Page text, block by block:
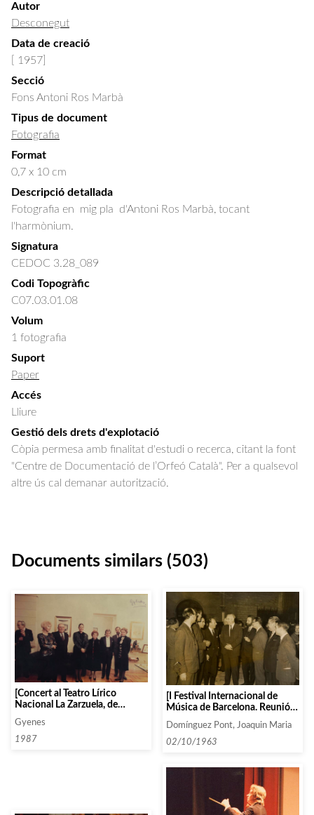
Autor
Desconegut
Data de creació
[ 1957]
Secció
Fons Antoni Ros Marbà
Tipus de document
Fotografia
Format
0,7 x 10 cm
Descripció detallada
Fotografia en  mig pla  d'Antoni Ros Marbà, tocant
l'harmònium.
Signatura
CEDOC 3.28_089
Codi Topogràfic
C07.03.01.08
Volum
1 fotografia
Suport
Paper
Accés
Lliure
Gestió dels drets d'explotació
Còpia permesa amb finalitat d'estudi o recerca, citant la font
"Centre de Documentació de l’Orfeó Català". Per a qualsevol
altre ús cal demanar autorització.
Documents similars (503)
[Concert al Teatro Lírico
Nacional La Zarzuela, de
Madrid]
Gyenes
1987
[I Festival Internacional de
Música de Barcelona. Reunió al
de Barcelona amb Antoni Ros
Marbà, Xavier Berenguel,
Domínguez Pont, Joaquin Maria
02/10/1963